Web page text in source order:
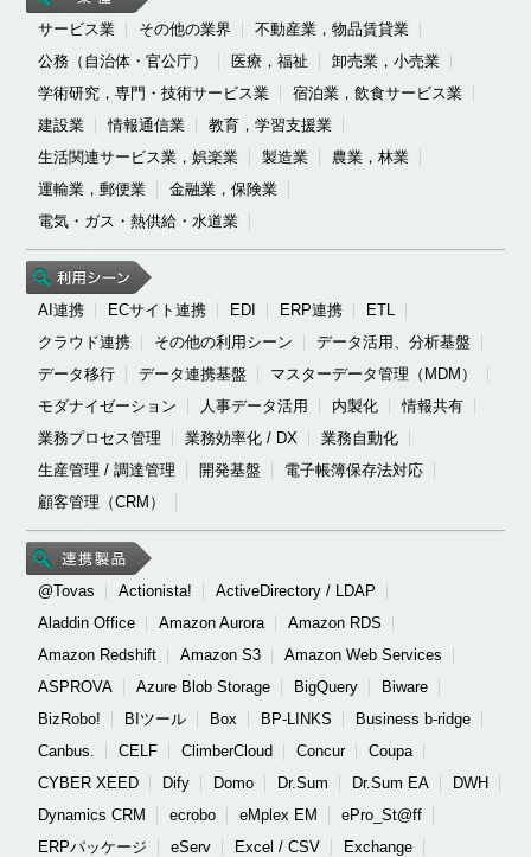
サービス業 その他の業界
不動産業，物品賃貸業
公務（自治体・官公庁）
医療，福祉
卸売業，小売業
学術研究，専門・技術サービス業
宿泊業，飲食サービス業
建設業
情報通信業
教育，学習支援業
生活関連サービス業，娯楽業
製造業
農業，林業
運輸業，郵便業
金融業，保険業
電気・ガス・熱供給・水道業
AI連携 ECサイト連携 EDI ERP連携
ETL
クラウド連携
その他の利用シーン
データ活用、分析基盤
データ移行
データ連携基盤
マスターデータ管理（MDM）
モダナイゼーション
人事データ活用 内製化
情報共有
業務プロセス管理
業務効率化 / DX
業務自動化
生産管理 / 調達管理
開発基盤
電子帳簿保存法対応
顧客管理（CRM）
@Tovas Actionista!
ActiveDirectory / LDAP
Aladdin Office
Amazon Aurora
Amazon RDS
Amazon Redshift
Amazon S3
Amazon Web Services
ASPROVA
Azure Blob Storage BigQuery
Biware
BizRobo!
BIツール Box BP-LINKS
Business b-ridge
Canbus.
CELF ClimberCloud Concur
Coupa
CYBER XEED
Dify Domo Dr.Sum Dr.Sum EA
DWH
Dynamics CRM
ecrobo eMplex EM
ePro_St@ff
ERPパッケージ
eServ Excel / CSV
Exchange